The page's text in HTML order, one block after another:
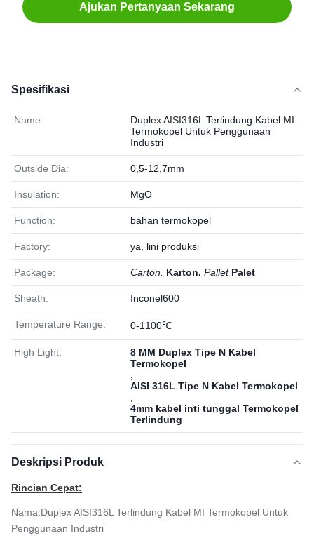
Ajukan Pertanyaan Sekarang
Spesifikasi
Name:
Duplex AISI316L Terlindung Kabel MI
Termokopel Untuk Penggunaan
Industri
Outside Dia: 0,5-12,7mm
Insulation: MgO
Function: bahan termokopel
Factory: ya, lini produksi
Package: Carton. Karton. Pallet Palet
Sheath: Inconel600
Temperature Range: 0-1100℃
High Light:
8 MM Duplex Tipe N Kabel
Termokopel
AISI 316L Tipe N Kabel Termokopel
4mm kabel inti tunggal Termokopel
Terlindung
Deskripsi Produk
Rincian Cepat:
Nama:Duplex AISI316L Terlindung Kabel MI Termokopel Untuk
Penggunaan Industri